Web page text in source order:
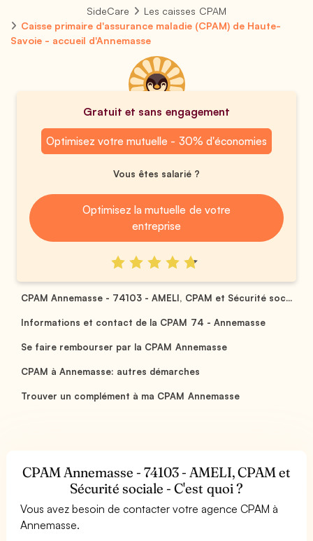
SideCare
Les caisses CPAM
Caisse primaire d'assurance maladie (CPAM) de Haute-
Savoie - accueil d'Annemasse
Gratuit et sans engagement
Optimisez votre mutuelle - 30% d'économies
Vous êtes salarié ?
Optimisez la mutuelle de votre
entreprise
CPAM Annemasse - 74103 - AMELI, CPAM et Sécurité soc...
Informations et contact de la CPAM 74 - Annemasse
Se faire rembourser par la CPAM Annemasse
CPAM à Annemasse: autres démarches
Trouver un complément à ma CPAM Annemasse
CPAM Annemasse - 74103 - AMELI, CPAM et
Sécurité sociale - C'est quoi ?
Vous avez besoin de contacter votre agence CPAM à
Annemasse.